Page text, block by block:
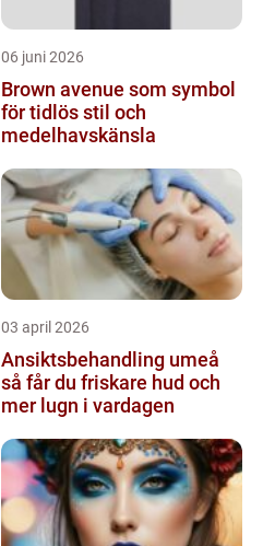
06 juni 2026
Brown avenue som symbol
för tidlös stil och
medelhavskänsla
03 april 2026
Ansiktsbehandling umeå
så får du friskare hud och
mer lugn i vardagen